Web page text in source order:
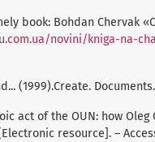
book: Bohdan Chervak
novini/kniga-na-
(1999).Create.
act of the OUN: how
resource]. –